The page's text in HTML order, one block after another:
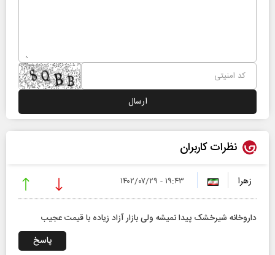
نظرات کاربران
زهرا ۱۹:۴۳ - ۱۴۰۲/۰۷/۲۹
داروخانه شیرخشک پیدا نمیشه ولی بازار آزاد زیاده با قیمت عجیب
پاسخ